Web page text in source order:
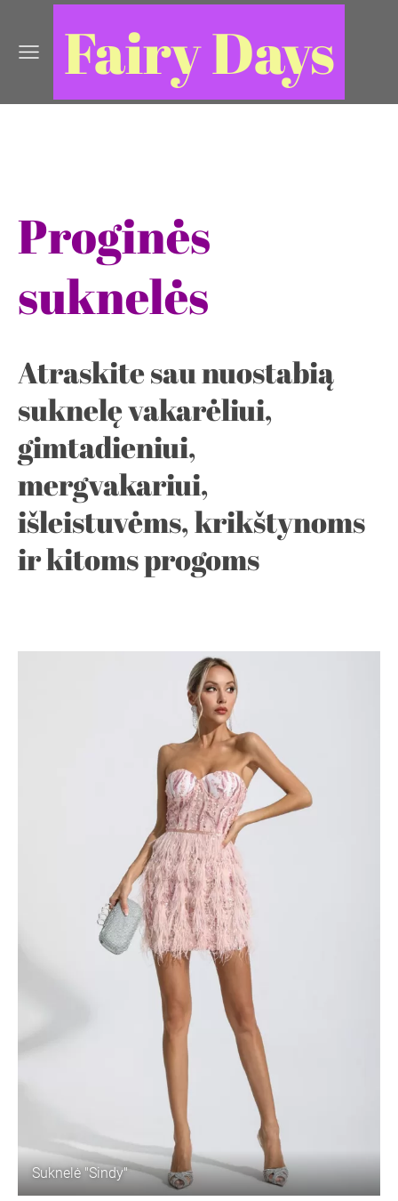
Fairy Days
Proginės
suknelės
Atraskite sau nuostabią
suknelę vakarėliui,
gimtadieniui,
mergvakariui,
išleistuvėms, krikštynoms
ir kitoms progoms
Suknelė "Sindy"